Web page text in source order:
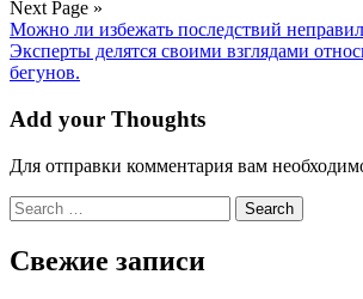
Next Page »
Можно ли избежать последствий
Эксперты делятся своими взглядами
бегунов.
Add your Thoughts
Для отправки комментария вам
Search
for:
Свежие записи